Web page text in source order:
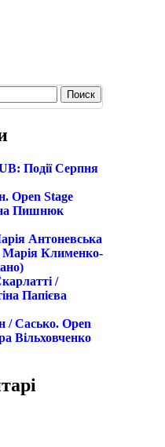
Події Серпня
Open Stage
Пишнюк
Антоневська
Клименко-
/
Папієва
/ Сасько. Open
Вільховченко